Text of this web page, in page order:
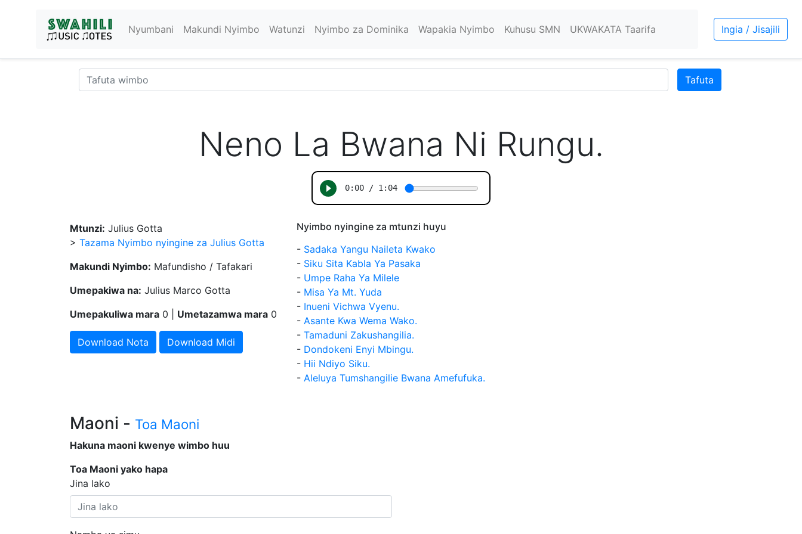
Nyumbani Makundi Nyimbo Watunzi Nyimbo za Dominika Wapakia Nyimbo Kuhusu SMN UKWAKATA Taarifa Ingia / Jisajili
Tafuta
Neno La Bwana Ni Rungu.
Mtunzi: Julius Gotta
> Tazama Nyimbo nyingine za Julius Gotta
Makundi Nyimbo: Mafundisho / Tafakari
Umepakiwa na: Julius Marco Gotta
Umepakuliwa mara 0 | Umetazamwa mara 0
Download Nota Download Midi
Nyimbo nyingine za mtunzi huyu
- Sadaka Yangu Naileta Kwako
- Siku Sita Kabla Ya Pasaka
- Umpe Raha Ya Milele
- Misa Ya Mt. Yuda
- Inueni Vichwa Vyenu.
- Asante Kwa Wema Wako.
- Tamaduni Zakushangilia.
- Dondokeni Enyi Mbingu.
- Hii Ndiyo Siku.
- Aleluya Tumshangilie Bwana Amefufuka.
Maoni - Toa Maoni
Hakuna maoni kwenye wimbo huu
Toa Maoni yako hapa
Jina lako